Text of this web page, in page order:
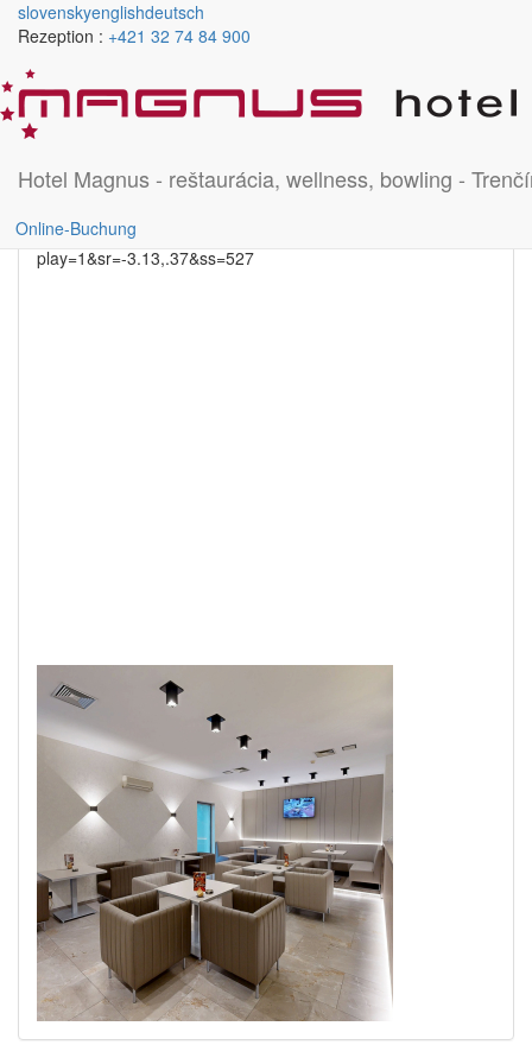
Skočiť na hlavný obsah
slovenskyenglishdeutsch
Rezeption : +421 32 74 84 900
Hotel Magnus - reštaurácia, wellness, bowling -
Online-Buchung
Gallery cafe
https://my.vpromo.sk/de/tour/hotel-magnus?
play=1&sr=-3.13,.37&ss=527